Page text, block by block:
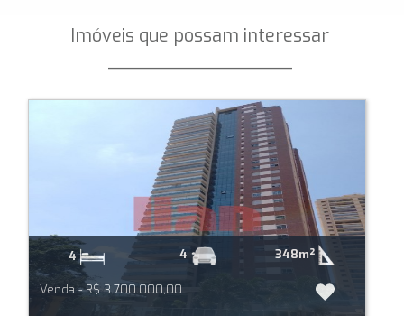
Imóveis que possam interessar
4 4 348m²
Venda - R$ 3.700.000,00